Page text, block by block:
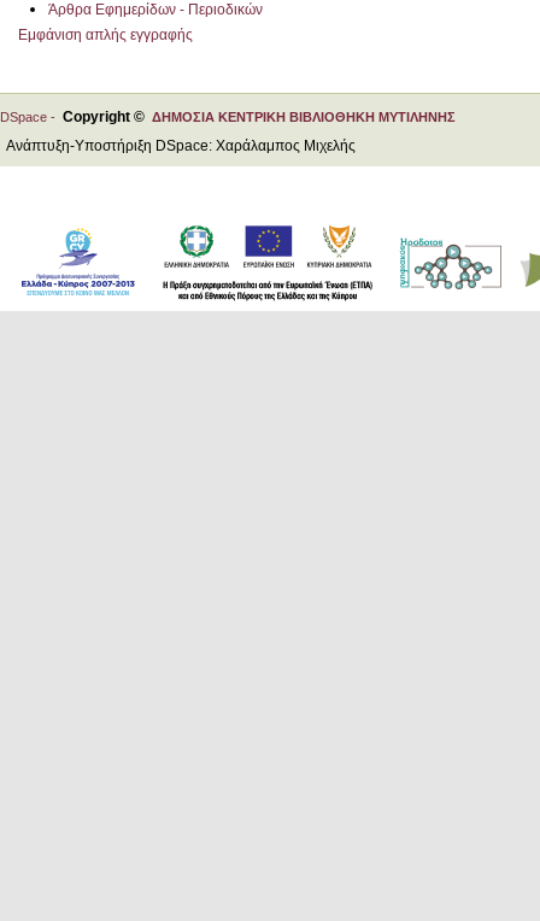
Άρθρα Εφημερίδων - Περιοδικών
Εμφάνιση απλής εγγραφής
DSpace - Copyright © ΔΗΜΟΣΙΑ ΚΕΝΤΡΙΚΗ ΒΙΒΛΙΟΘΗΚΗ ΜΥΤΙΛΗΝΗΣ
Ανάπτυξη-Υποστήριξη DSpace: Χαράλαμπος Μιχελής